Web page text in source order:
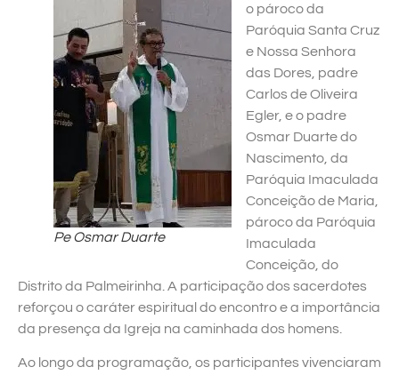
Pe Osmar Duarte
o pároco da
Paróquia Santa Cruz
e Nossa Senhora
das Dores, padre
Carlos de Oliveira
Egler, e o padre
Osmar Duarte do
Nascimento, da
Paróquia Imaculada
Conceição de Maria,
pároco da Paróquia
Imaculada
Conceição, do
Distrito da Palmeirinha. A participação dos sacerdotes
reforçou o caráter espiritual do encontro e a importância
da presença da Igreja na caminhada dos homens.
Ao longo da programação, os participantes vivenciaram